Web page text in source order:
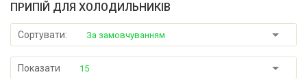
ПРИПІЙ ДЛЯ ХОЛОДИЛЬНИКІВ
Сортувати: За замовчуванням
Показати 15